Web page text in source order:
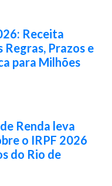
Receita
Regras, Prazos e
para Milhões
Renda leva
o IRPF 2026
do Rio de